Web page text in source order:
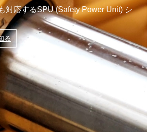
対応するSPU (Safety Power Unit) シ
る